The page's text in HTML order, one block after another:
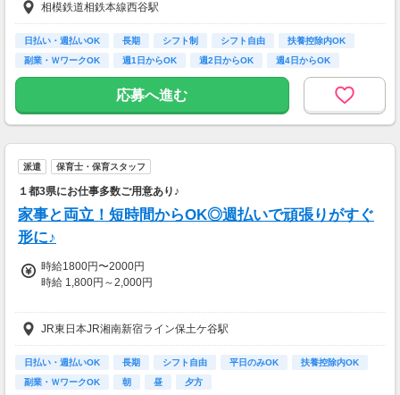
【月収例2】1日4時間、週3日勤務の場合
約76,800円(時給1,600円×実働4h×12日)
※月収例は一例であり保証するものではありません。
◆日払い・週払いOK！
※シフト・勤務時間・業務内容により時給の変動あり
全額支給
相模鉄道相鉄本線西谷駅
日払い・週払いOK 長期 シフト制 シフト自由
扶養控除内OK
副業・ＷワークOK
週1日からOK 週2日からOK 週4日からOK
応募へ進む
派遣 保育士・保育スタッフ
１都3県にお仕事多数ご用意あり♪
家事と両立！短時間からOK◎週払いで頑張りがすぐ
形に♪
時給1800円〜2000円
時給 1,800円～2,000円
交通費：全額支給
※派遣先・勤務条件・経験・能力などで
時給は変動します。
JR東日本JR湘南新宿ライン保土ケ谷駅
日払い・週払いOK 長期 シフト自由 平日のみOK
扶養控除内OK
副業・ＷワークOK
朝 昼 夕方